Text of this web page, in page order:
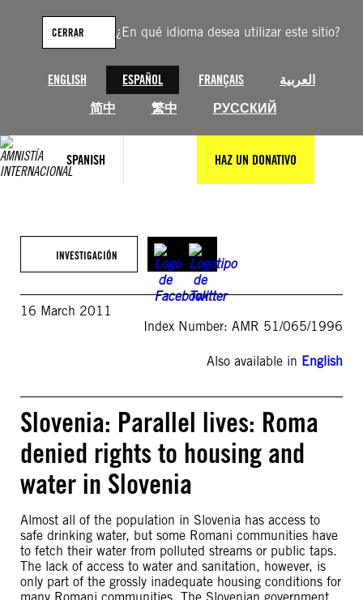
¿En qué idioma desea utilizar este sitio?
ENGLISH ESPAÑOL FRANÇAIS
العربية
简中
繁中 РУССКИЙ
CERRAR
SPANISH HAZ UN DONATIVO
contenido
INVESTIGACIÓN
16 March 2011
Index Number: AMR 51/065/1996
Also available in English
Slovenia: Parallel lives: Roma
denied rights to housing and
water in Slovenia
Almost all of the population in Slovenia has access to
safe drinking water, but some Romani communities have
to fetch their water from polluted streams or public taps.
The lack of access to water and sanitation, however, is
only part of the grossly inadequate housing conditions for